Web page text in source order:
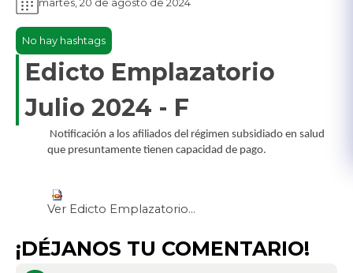
No hay hashtags
Edicto Emplazatorio
Julio 2024 - F
Notificación a los afiliados del régimen subsidiado en salud
que presuntamente tienen capacidad de pago.
Ver Edicto Emplazatorio...
¡DÉJANOS TU COMENTARIO!